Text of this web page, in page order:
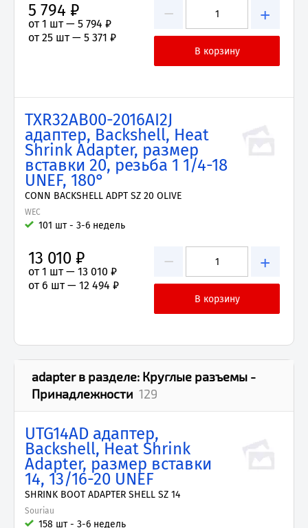
− +
5 794 ₽
от 1 шт — 5 794 ₽
от 25 шт — 5 371 ₽
TXR32AB00-2016AI2J
адаптер, Backshell, Heat
Shrink Adapter, размер
вставки 20, резьба 1 1/4-18
UNEF, 180°
CONN BACKSHELL ADPT SZ 20 OLIVE
WEC
101 шт - 3-6 недель
− +
13 010 ₽
от 1 шт — 13 010 ₽
от 6 шт — 12 494 ₽
adapterв разделе: Круглые разъемы -
Принадлежности 129
UTG14AD адаптер,
Backshell, Heat Shrink
Adapter, размер вставки
14, 13/16-20 UNEF
SHRINK BOOT ADAPTER SHELL SZ 14
Souriau
158 шт - 3-6 недель